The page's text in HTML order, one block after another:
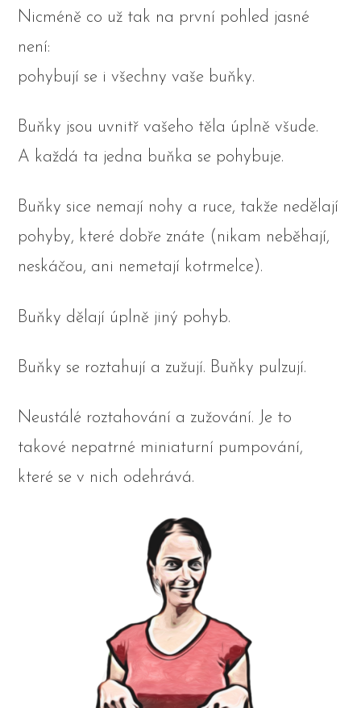
Nicméně co už tak na první pohled jasné
není:
pohybují se i všechny vaše buňky.
Buňky jsou uvnitř vašeho těla úplně všude.
A každá ta jedna buňka se pohybuje.
Buňky sice nemají nohy a ruce, takže nedělají
pohyby, které dobře znáte (nikam neběhají,
neskáčou, ani nemetají kotrmelce).
Buňky dělají úplně jiný pohyb.
Buňky se roztahují a zužují. Buňky pulzují.
Neustálé roztahování a zužování. Je to
takové nepatrné miniaturní pumpování,
které se v nich odehrává.